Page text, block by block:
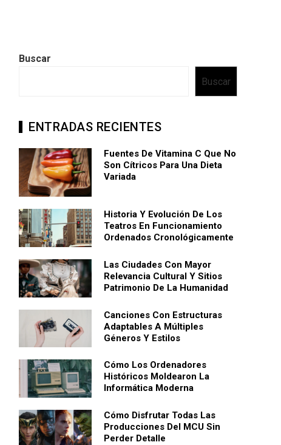
Buscar
Buscar
ENTRADAS RECIENTES
Fuentes De Vitamina C Que No
Son Cítricos Para Una Dieta
Variada
Historia Y Evolución De Los
Teatros En Funcionamiento
Ordenados Cronológicamente
Las Ciudades Con Mayor
Relevancia Cultural Y Sitios
Patrimonio De La Humanidad
Canciones Con Estructuras
Adaptables A Múltiples
Géneros Y Estilos
Cómo Los Ordenadores
Históricos Moldearon La
Informática Moderna
Cómo Disfrutar Todas Las
Producciones Del MCU Sin
Perder Detalle